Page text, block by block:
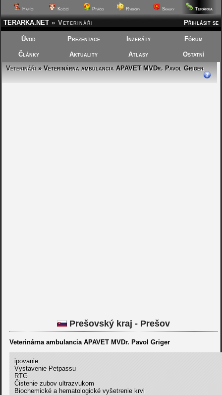
Hafíci Kočičí Ptáčci Rybičky Skalky Terárka
Přihlásit se
TERARKA.NET » Veterináři
Úvod Prezentace Inzeráty Fórum
Články Aktuality Atlasy
Ostatní
Veterináři» Veterinárna ambulancia APAVET MVDr. Pavol Griger
Prešovský kraj - Prešov
Veterinárna ambulancia APAVET MVDr. Pavol Griger
ipovanie
Vystavenie Petpassu
RTG
Čistenie zubov ultrazvukom
Biochemické a hematologické vyšetrenie krvi